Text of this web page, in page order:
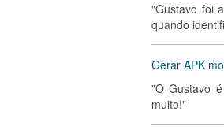
"Gustavo foi
quando
Gerar APK
"O Gustavo
muito!"